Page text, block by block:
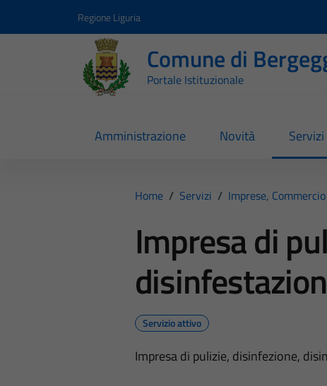
Regione Liguria
Comune di
Portale Istituzionale
Amministrazione Novità Servizi
Home / Servizi / Imprese,
Impresa di
Servizio attivo
Impresa di pulizie, disinfezione,